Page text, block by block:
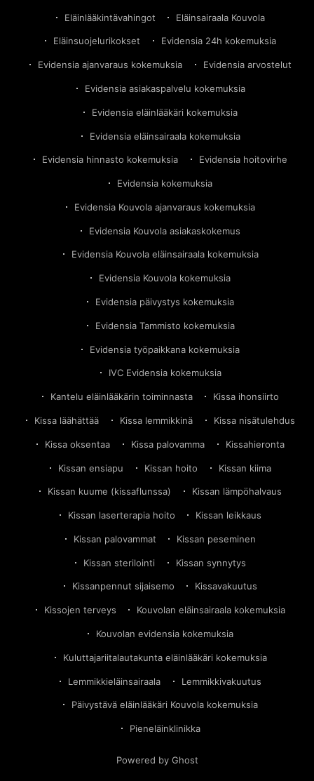
Eläinlääkintävahingot Eläinsairaala Kouvola
Eläinsuojelurikokset Evidensia 24h kokemuksia
Evidensia ajanvaraus kokemuksia Evidensia arvostelut
Evidensia asiakaspalvelu kokemuksia
Evidensia eläinlääkäri kokemuksia
Evidensia eläinsairaala kokemuksia
Evidensia hinnasto kokemuksia Evidensia hoitovirhe
Evidensia kokemuksia
Evidensia Kouvola ajanvaraus kokemuksia
Evidensia Kouvola asiakaskokemus
Evidensia Kouvola eläinsairaala kokemuksia
Evidensia Kouvola kokemuksia
Evidensia päivystys kokemuksia
Evidensia Tammisto kokemuksia
Evidensia työpaikkana kokemuksia
IVC Evidensia kokemuksia
Kantelu eläinlääkärin toiminnasta Kissa ihonsiirto
Kissa läähättää Kissa lemmikkinä Kissa nisätulehdus
Kissa oksentaa Kissa palovamma Kissahieronta
Kissan ensiapu Kissan hoito Kissan kiima
Kissan kuume (kissaflunssa) Kissan lämpöhalvaus
Kissan laserterapia hoito Kissan leikkaus
Kissan palovammat Kissan peseminen
Kissan sterilointi Kissan synnytys
Kissanpennut sijaisemo Kissavakuutus
Kissojen terveys Kouvolan eläinsairaala kokemuksia
Kouvolan evidensia kokemuksia
Kuluttajariitalautakunta eläinlääkäri kokemuksia
Lemmikkieläinsairaala Lemmikkivakuutus
Päivystävä eläinlääkäri Kouvola kokemuksia
Pieneläinklinikka
Powered by Ghost